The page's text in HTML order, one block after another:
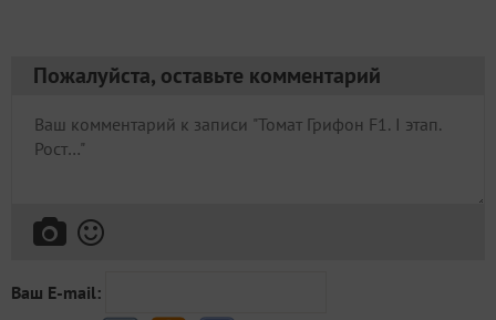
Пожалуйста, оставьте комментарий
Ваш E-mail: